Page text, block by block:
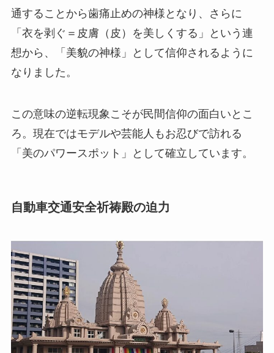
通することから歯痛止めの神様となり、さらに
「衣を剥ぐ＝皮膚（皮）を美しくする」という連
想から、「美貌の神様」として信仰されるように
なりました。
この意味の逆転現象こそが民間信仰の面白いとこ
ろ。現在ではモデルや芸能人もお忍びで訪れる
「美のパワースポット」として確立しています。
自動車交通安全祈祷殿の迫力